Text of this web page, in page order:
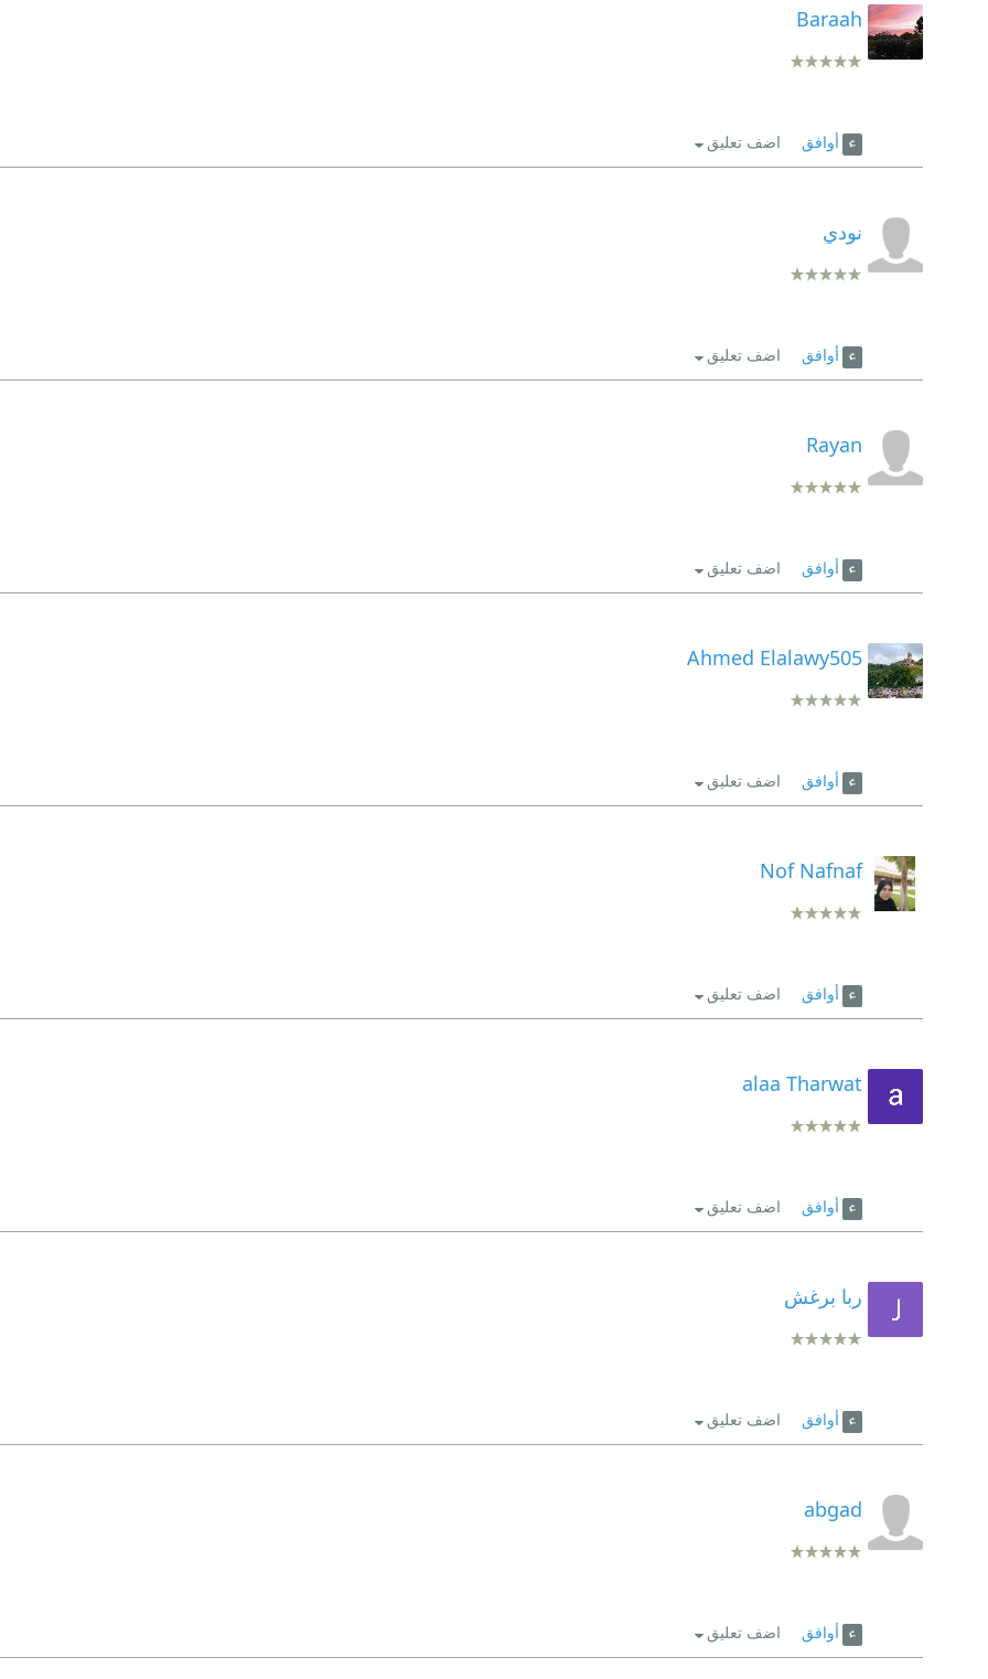
Baraah
أوافق اضف تعليق
نودي
أوافق اضف تعليق
Rayan
أوافق اضف تعليق
Ahmed Elalawy505
أوافق اضف تعليق
Nof Nafnaf
أوافق اضف تعليق
alaa Tharwat
أوافق اضف تعليق
ربا برغش
أوافق اضف تعليق
abgad
أوافق اضف تعليق